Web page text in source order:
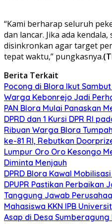
“Kami berharap seluruh
dan lancar. Jika ada
disinkronkan agar target
tepat waktu,” pungkasnya.
Berita Terkait
‎Pocong di Blora Ikut
Warga Kebonrejo Jadi
‎PAN Blora Mulai Panaskan
DPRD dan 1 Kursi DPR RI
Ribuan Warga Blora
ke-81 RI, Rebutkan
Lumpur Oro Oro Kesongo
Diminta Menjauh
DPRD Blora Kawal
DPUPR Pastikan Perbaikan
Tanggung Jawab
Mahasiswa KKN IPB
Asap di Desa